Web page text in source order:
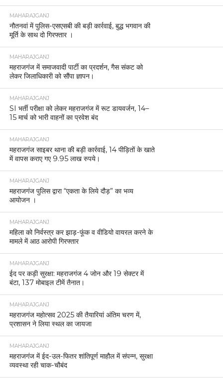
MAHARAJGANJ
नौतनवां में पुलिस-एसएसबी की बड़ी कार्रवाई, बुद्ध भगवान की
मूर्ति के साथ दो गिरफ्तार ।
MAHARAJGANJ
महराजगंज में समाजवादी पार्टी का प्रदर्शन, गैस संकट को
लेकर जिलाधिकारी को सौंपा ज्ञापन।
MAHARAJGANJ
SI भर्ती परीक्षा को लेकर महराजगंज में रूट डायवर्जन, 14–
15 मार्च को भारी वाहनों का प्रवेश बंद
MAHARAJGANJ
महराजगंज साइबर थाना की बड़ी कार्रवाई, 14 पीड़ितों के खाते
में वापस कराए गए 9.95 लाख रुपये।
MAHARAJGANJ
महराजगंज पुलिस द्वारा “एकता के लिये दौड़” का भव्य
आयोजन ।
MAHARAJGANJ
महिला को निर्वस्त्र कर झाड़-फूंक व वीडियो वायरल करने के
मामले में आठ आरोपी गिरफ्तार
MAHARAJGANJ
ईद पर कड़ी सुरक्षा: महराजगंज 4 जोन और 19 सेक्टर में
बंटा, 137 मोबाइल टीमें तैनात।
MAHARAJGANJ
महराजगंज महोत्सव 2025 की तैयारियां अंतिम चरण में,
प्रशासन ने लिया स्थल का जायजा
MAHARAJGANJ
महराजगंज में ईद-उल-फितर शांतिपूर्ण माहौल में संपन्न, सुरक्षा
व्यवस्था रही चाक-चौबंद